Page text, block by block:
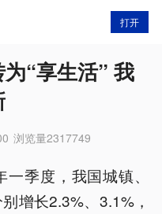
打开
“享生活” 我
浏览量2317749
季度，我国城镇、
增长2.3%、3.1%，